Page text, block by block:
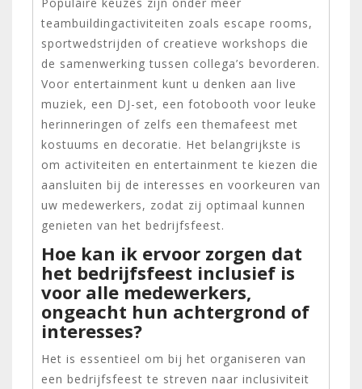
teambuildingactiviteiten zoals escape rooms,
sportwedstrijden of creatieve workshops die
de samenwerking tussen collega’s bevorderen.
Voor entertainment kunt u denken aan live
muziek, een DJ-set, een fotobooth voor leuke
herinneringen of zelfs een themafeest met
kostuums en decoratie. Het belangrijkste is
om activiteiten en entertainment te kiezen die
aansluiten bij de interesses en voorkeuren van
uw medewerkers, zodat zij optimaal kunnen
genieten van het bedrijfsfeest.
Hoe kan ik ervoor zorgen dat
het bedrijfsfeest inclusief is
voor alle medewerkers,
ongeacht hun achtergrond of
interesses?
Het is essentieel om bij het organiseren van
een bedrijfsfeest te streven naar inclusiviteit